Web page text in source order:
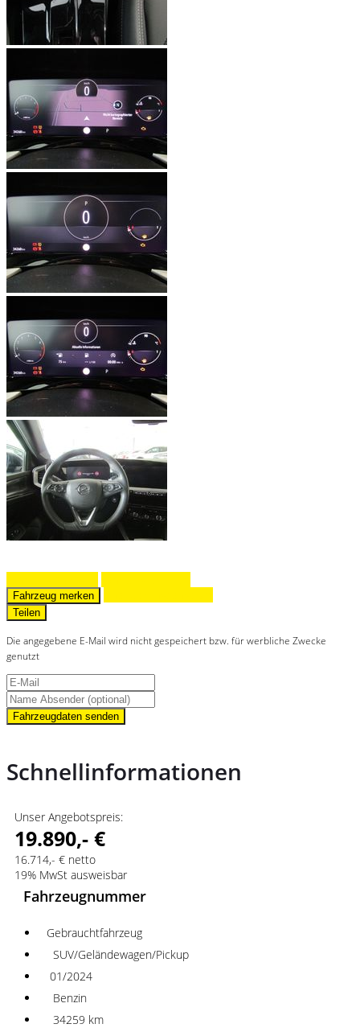
Fahrzeug merken
Teilen
Die angegebene E-Mail wird nicht gespeichert bzw. für werbliche Zwecke
genutzt
Fahrzeugdaten senden
Schnellinformationen
Unser Angebotspreis:
19.890,- €
16.714,- € netto
19% MwSt ausweisbar
Fahrzeugnummer
Gebrauchtfahrzeug
SUV/Geländewagen/Pickup
01/2024
Benzin
34259 km